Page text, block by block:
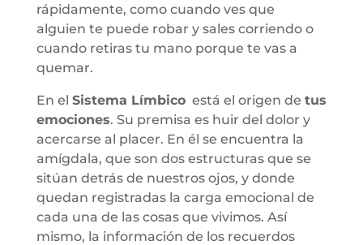
rápidamente, como cuando ves que
alguien te puede robar y sales corriendo o
cuando retiras tu mano porque te vas a
quemar.
En el Sistema Límbicoestá el origen de tus
emociones. Su premisa es huir del dolor y
acercarse al placer. En él se encuentra la
amígdala, que son dos estructuras que se
sitúan detrás de nuestros ojos, y donde
quedan registradas la carga emocional de
cada una de las cosas que vivimos. Así
mismo, la información de los recuerdos